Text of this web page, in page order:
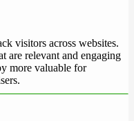
visitors across websites.
are relevant and engaging
more valuable for